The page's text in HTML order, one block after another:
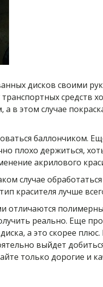
дисков своими
средств
в этом случае
баллончиком.
плохо держиться,
акрилового
случае
красителя лучше
реально. Еще
а это скорее
выйдет
только дорогие и